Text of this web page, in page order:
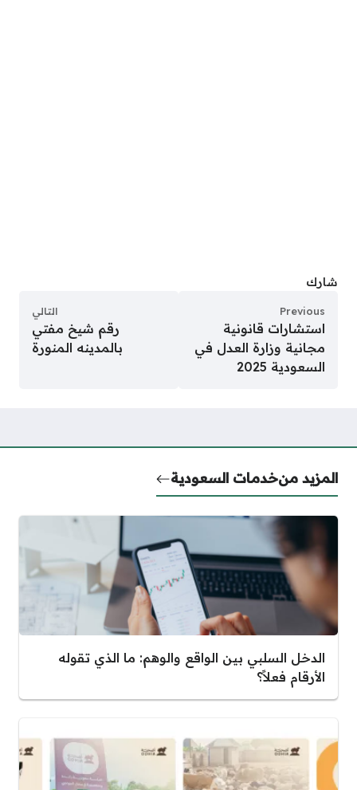
شارك
Previous
استشارات قانونية
مجانية وزارة العدل في
السعودية 2025
التالي
رقم شيخ مفتي
بالمدينه المنورة
المزيد منخدمات السعودية
الدخل السلبي بين الواقع والوهم: ما الذي تقوله
الأرقام فعلاً؟